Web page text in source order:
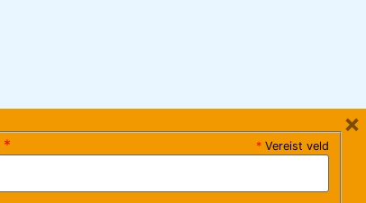
* Vereist veld
*
×